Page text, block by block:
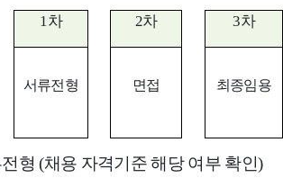
1 차 2차 3차
서류전형 면접 최종임용
전형(채용 자격기준 해당 여부 확인)